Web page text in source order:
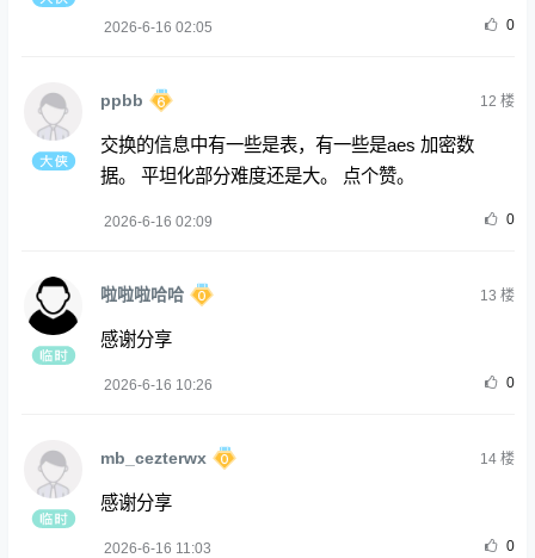
2026-6-16 02:05 0
ppbb 12 楼
交换的信息中有一些是表，有一些是aes 加密数
据。 平坦化部分难度还是大。 点个赞。
2026-6-16 02:09 0
啦啦啦哈哈 13 楼
感谢分享
2026-6-16 10:26 0
mb_cezterwx 14楼
感谢分享
2026-6-16 11:03 0